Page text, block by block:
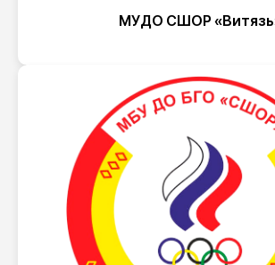
МУДО СШОР